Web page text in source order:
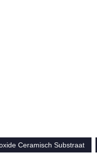
Ceramisch Substraat